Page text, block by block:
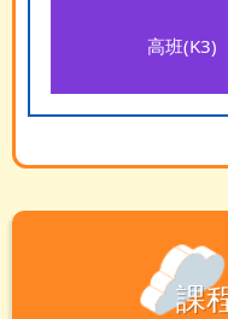
高班(K3)
課